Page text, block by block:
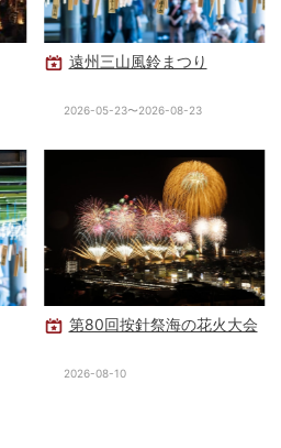
遠州三山風鈴まつり
2026-05-23〜2026-08-23
第80回按針祭海の花火大会
2026-08-10